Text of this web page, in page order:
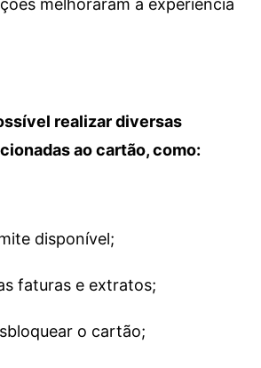
melhoraram a experiência
realizar diversas
ao cartão, como:
disponível;
faturas e extratos;
o cartão;